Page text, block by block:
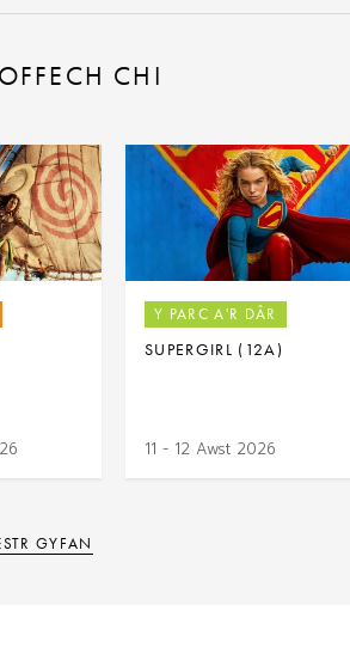
CHI
Y PARC A'R DÂR
SUPERGIRL (12A)
11 - 12 Awst 2026
GYFAN